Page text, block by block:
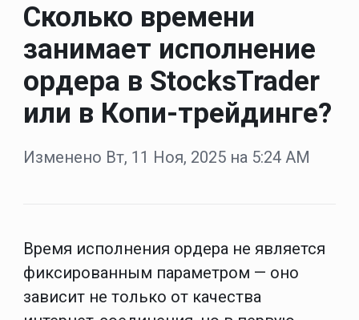
Сколько времени
занимает исполнение
ордера в StocksTrader
или в Копи-трейдинге?
Изменено Вт, 11 Ноя, 2025 на 5:24 AM
Время исполнения ордера не является
фиксированным параметром — оно
зависит не только от качества